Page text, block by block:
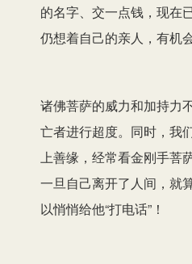
的名字、交一点钱，现在
仍想着自己的亲人，有机
诸佛菩萨的威力和加持力
亡者进行超度。同时，我
上善缘，经常看金刚手菩
一旦自己离开了人间，就
以悄悄给他“打电话”！